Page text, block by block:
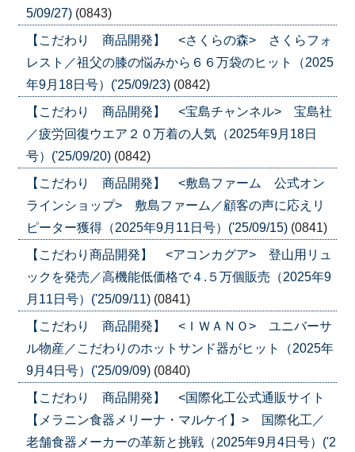
5/09/27) (0843)
【こだわり 商品開発】 <さくらの森> さくらフォ
レスト／祖父の膝の悩みから６６万袋のヒット（2025
年9月18日号）('25/09/23) (0842)
【こだわり 商品開発】 <宝島チャンネル> 宝島社
／疲労回復ウエア２０万着の人気（2025年9月18日
号）('25/09/20) (0842)
【こだわり 商品開発】 <敷島ファーム 公式オン
ラインショップ> 敷島ファーム／顧客の声に応えリ
ピーター獲得（2025年9月11日号）('25/09/15) (0841)
【こだわり商品開発】 <アコンカグア> 登山用リュ
ックを発売／高機能低価格で４.５万個販売（2025年9
月11日号）('25/09/11) (0841)
【こだわり 商品開発】 <ＩＷＡＮＯ> ユニバーサ
ル物産／こだわりのホットサンド器がヒット（2025年
9月4日号）('25/09/09) (0840)
【こだわり 商品開発】 <国際化工公式通販サイト
【メラニン食器メリーナ・マルケイ】> 国際化工／
老舗食器メーカーの革新と挑戦（2025年9月4日号）('2